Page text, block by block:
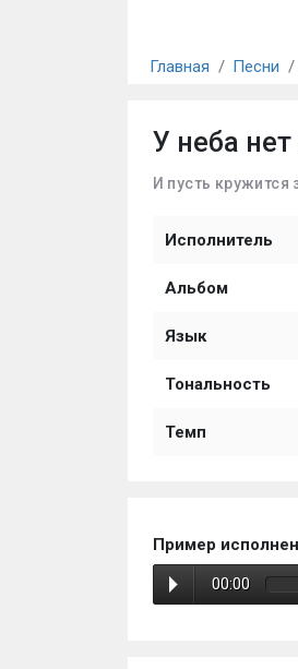
Главная Песни
У неба
И пусть кружится
Исполнитель
Альбом
Язык
Тональность
Темп
Пример
00:00